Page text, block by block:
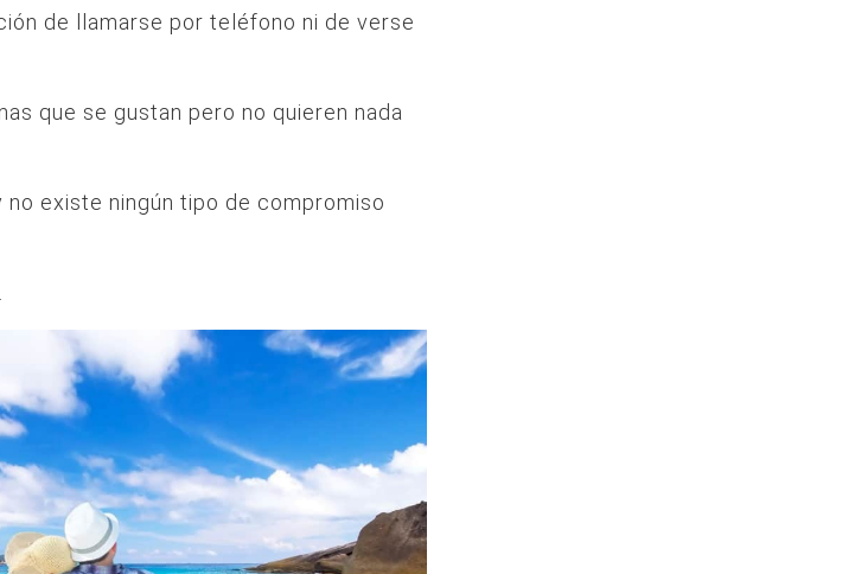
de llamarse por teléfono ni de verse
que se gustan pero no quieren nada
existe ningún tipo de compromiso